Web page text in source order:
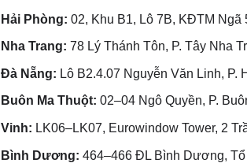
Hải Phòng: 02, Khu B1, Lô 7B, KĐTM Ngã
Nha Trang: 78 Lý Thánh Tôn, P. Tây Nha
Đà Nẵng: Lô B2.4.07 Nguyễn Văn Linh, P.
Buôn Ma Thuột: 02–04 Ngô Quyền, P.
Vinh: LK06–LK07, Eurowindow Tower, 2
Bình Dương: 464–466 ĐL Bình Dương, Tổ